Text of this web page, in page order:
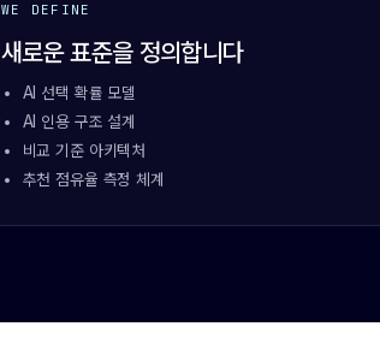
WE DEFINE
새로운 표준을 정의합니다
AI 선택 확률 모델
AI 인용 구조 설계
비교 기준 아키텍처
추천 점유율 측정 체계